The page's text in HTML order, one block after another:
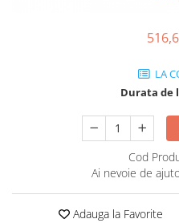
FESURI, SEPCI, CAPISOANE LA
Durata de
Cod
Ai nevoie de
Adauga la Favorite